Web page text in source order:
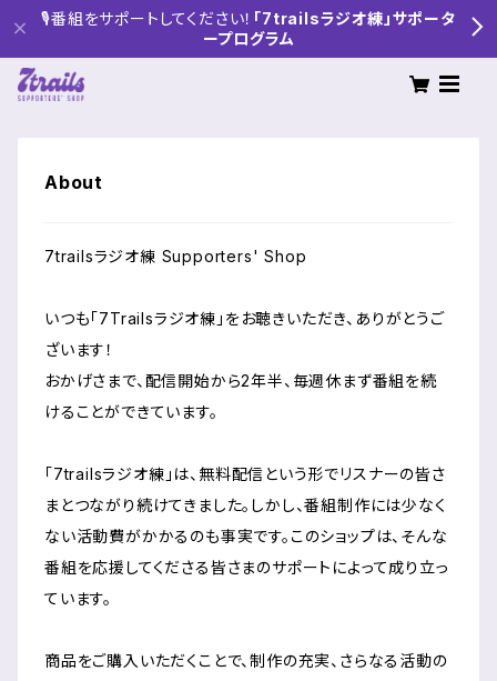
🎙番組をサポートしてください！ 「7trailsラジオ練」サポータ
ープログラム
About
7trailsラジオ練 Supporters' Shop
いつも「7Trailsラジオ練」をお聴きいただき、ありがとうご
ざいます！
おかげさまで、配信開始から2年半、毎週休まず番組を続
けることができています。
「7trailsラジオ練」は、無料配信という形でリスナーの皆さ
まとつながり続けてきました。しかし、番組制作には少なく
ない活動費がかかるのも事実です。このショップは、そんな
番組を応援してくださる皆さまのサポートによって成り立っ
ています。
商品をご購入いただくことで、制作の充実、さらなる活動の